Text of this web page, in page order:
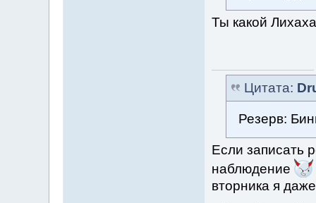
Ты какой
Цитата:
Резерв:
Если записать
наблюдение
вторника я